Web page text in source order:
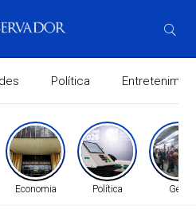
Política
Economia Política Geral